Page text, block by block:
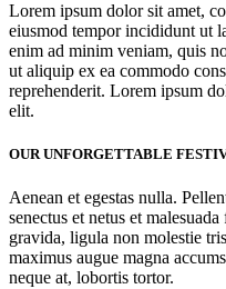
Lorem ipsum dolor sit amet,
eiusmod tempor incididunt ut
enim ad minim veniam, quis
ut aliquip ex ea commodo
reprehenderit. Lorem ipsum
elit.
OUR UNFORGETTABLE
Aenean et egestas nulla.
senectus et netus et
gravida, ligula non molestie
maximus augue magna
neque at, lobortis tortor.